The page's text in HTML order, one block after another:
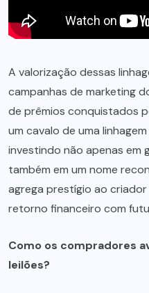
A valorização dessas
campanhas de marketing
de prêmios conquistados
um cavalo de uma
investindo não apenas em
também em um nome
agrega prestígio ao
retorno financeiro com
Como os compradores
leilões?